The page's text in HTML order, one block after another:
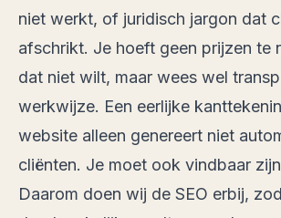
niet werkt, of juridisch jargon dat
afschrikt. Je hoeft geen prijzen te
dat niet wilt, maar wees wel
werkwijze. Een eerlijke
website alleen genereert niet
cliënten. Je moet ook vindbaar
Daarom doen wij de SEO erbij,